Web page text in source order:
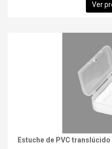
Ver
Estuche de PVC